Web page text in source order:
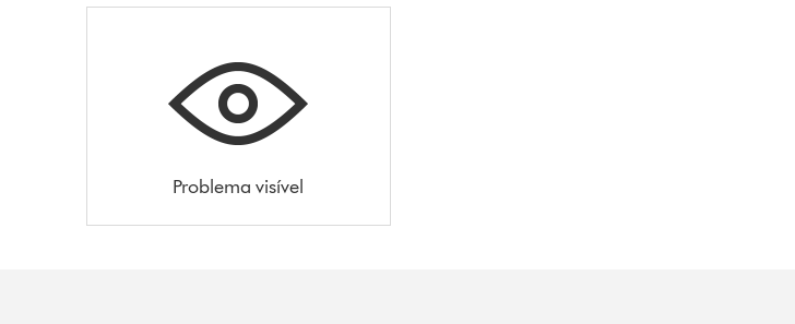
Problema visível